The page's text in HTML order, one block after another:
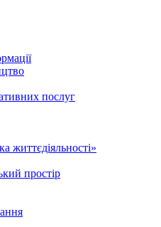
послуг
життєдіяльності»
простір